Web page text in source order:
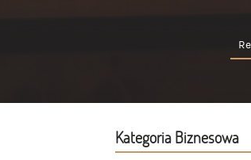
Kategoria Biznesowa